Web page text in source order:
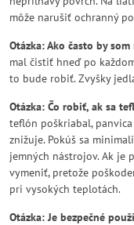
môže narušiť ochranný
Otázka: Ako často by
mal čistiť hneď po
to bude robiť. Zvyšky
Otázka: Čo robiť, ak sa
teflón poškriabal,
znižuje. Pokúš sa
jemných nástrojov. Ak je
vymeniť, pretože
pri vysokých teplotách.
Otázka: Je bezpečné